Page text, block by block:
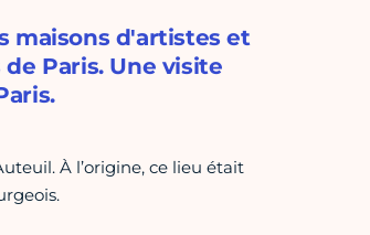
maisons d'artistes et
Paris. Une visite
À l’origine, ce lieu était